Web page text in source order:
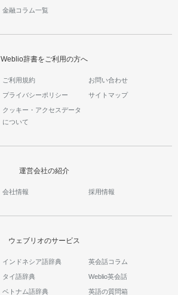
金融コラム一覧
Weblio辞書をご利用の方へ
ご利用規約 お問い合わせ
プライバシーポリシー サイトマップ
クッキー・アクセスデータ
について
運営会社の紹介
会社情報 採用情報
ウェブリオのサービス
インドネシア語辞典
タイ語辞典
ベトナム語辞典
英会話コラム
Weblio英会話
英語の質問箱